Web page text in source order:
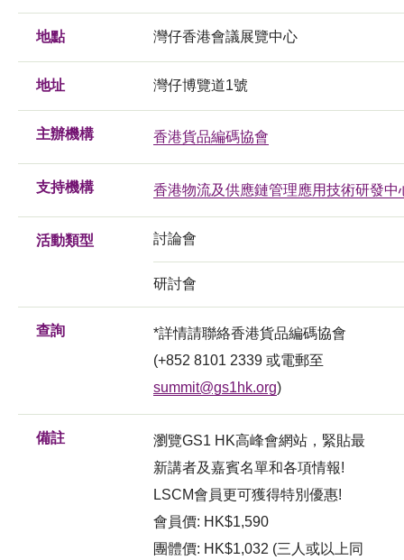
地點 灣仔香港會議展覽中心
地址 灣仔博覽道1號
主辦機構 香港貨品編碼協會
支持機構 香港物流及供應鏈管理應用技術研發中
活動類型 討論會
研討會
查詢
*詳情請聯絡香港貨品編碼協會
(+852 8101 2339 或電郵至
summit@gs1hk.org)
備註
瀏覽GS1 HK高峰會網站，緊貼最
新講者及嘉賓名單和各項情報!
LSCM會員更可獲得特別優惠!
會員價: HK$1,590
團體價: HK$1,032 (三人或以上同